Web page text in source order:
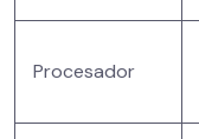
Procesador